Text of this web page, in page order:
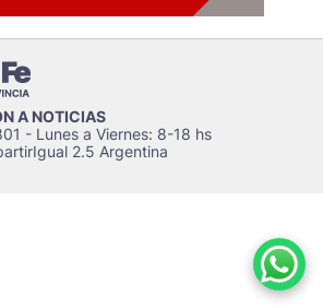
A NOTICIAS
- Lunes a Viernes: 8-18 hs
2.5 Argentina